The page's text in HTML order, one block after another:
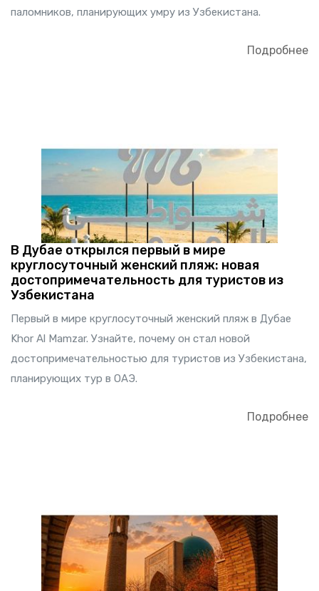
паломников, планирующих умру из Узбекистана.
Подробнее
В Дубае открылся первый в мире
круглосуточный женский пляж: новая
достопримечательность для туристов из
Узбекистана
Первый в мире круглосуточный женский пляж в Дубае
Khor Al Mamzar. Узнайте, почему он стал новой
достопримечательностью для туристов из Узбекистана,
планирующих тур в ОАЭ.
Подробнее